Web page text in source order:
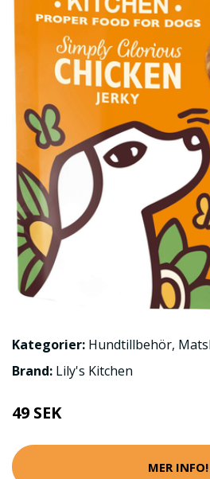
Kategorier: Hundtillbehör,
Brand: Lily's Kitchen
49 SEK
MER INFO!